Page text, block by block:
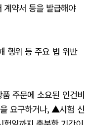
약서 등을 발급해야
행위 등 주요 법 위반
주문에 소요된 인건비
요구하거나, ▲시험 신